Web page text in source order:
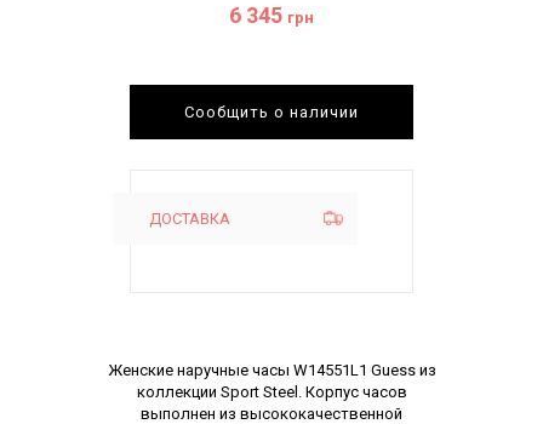
6 345 грн
Сообщить о наличии
ДОСТАВКА
Описание
Женские наручные часы W14551L1 Guess из
коллекции Sport Steel. Корпус часов
выполнен из высококачественной